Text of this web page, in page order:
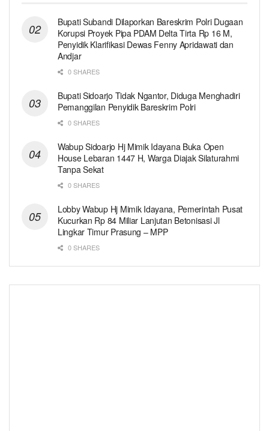
Bupati Subandi Dilaporkan Bareskrim Polri Dugaan
Korupsi Proyek Pipa PDAM Delta Tirta Rp 16 M,
Penyidik Klarifikasi Dewas Fenny Apridawati dan
Andjar
0 SHARES
Bupati Sidoarjo Tidak Ngantor, Diduga Menghadiri
Pemanggilan Penyidik Bareskrim Polri
0 SHARES
Wabup Sidoarjo Hj Mimik Idayana Buka Open
House Lebaran 1447 H, Warga Diajak Silaturahmi
Tanpa Sekat
0 SHARES
Lobby Wabup Hj Mimik Idayana, Pemerintah Pusat
Kucurkan Rp 84 Miliar Lanjutan Betonisasi Jl
Lingkar Timur Prasung – MPP
0 SHARES